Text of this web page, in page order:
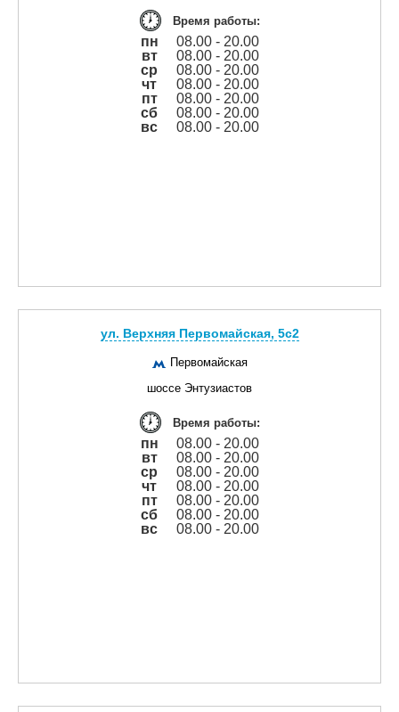
Время работы:
пн
08.00 - 20.00
вт
08.00 - 20.00
ср
08.00 - 20.00
чт
08.00 - 20.00
пт
08.00 - 20.00
сб
08.00 - 20.00
вс
08.00 - 20.00
ул. Верхняя Первомайская, 5с2
Первомайская
шоссе Энтузиастов
Время работы:
пн
08.00 - 20.00
вт
08.00 - 20.00
ср
08.00 - 20.00
чт
08.00 - 20.00
пт
08.00 - 20.00
сб
08.00 - 20.00
вс
08.00 - 20.00